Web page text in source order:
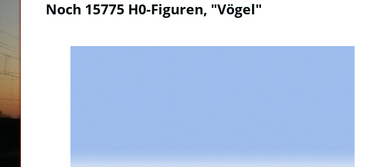
Noch 15775 H0-Figuren, "Vögel"